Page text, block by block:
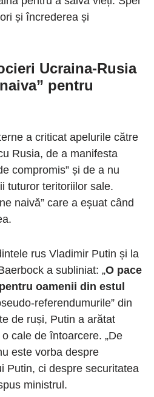
și încrederea și
Ucraina-Rusia
pentru
a criticat apelurile către
Rusia, de a manifesta
compromis” și de a nu
tuturor teritoriilor sale.
naivă” care a eșuat când
rus Vladimir Putin și la
a subliniat: „O pace
oamenii din estul
referendumurile” din
de ruși, Putin a arătat
cale de întoarcere. „De
este vorba despre
Putin, ci despre securitatea
ministrul.